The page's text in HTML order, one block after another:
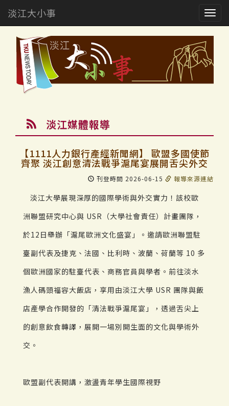
淡江大小事
淡江媒體報導
【1111人力銀行產經新聞網】 歐盟多國使節
齊聚 淡江創意清法戰爭滬尾宴展開舌尖外交
刊登時間 2026-06-15 報導來源連結
淡江大學展現深厚的國際學術與外交實力！該校歐
洲聯盟研究中心與 USR（大學社會責任）計畫團隊，
於12日舉辦「滬尾歐洲文化盛宴」。邀請歐洲聯盟駐
臺副代表及捷克、法國、比利時、波蘭、荷蘭等 10 多
個歐洲國家的駐臺代表、商務官員與學者。前往淡水
漁人碼頭福容大飯店，享用由淡江大學 USR 團隊與飯
店產學合作開發的「清法戰爭滬尾宴」，透過舌尖上
的創意飲食轉譯，展開一場別開生面的文化與學術外
交。
歐盟副代表開講，激盪青年學生國際視野